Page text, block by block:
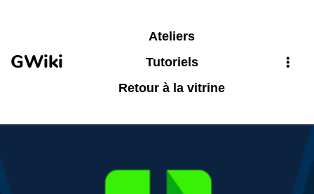
GWiki
Ateliers
Tutoriels
Retour à la vitrine